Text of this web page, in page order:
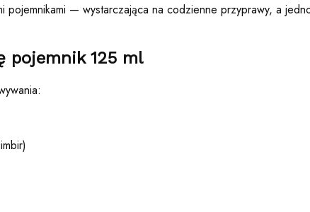
pojemnikami — wystarczająca na codzienne przyprawy, a
pojemnik 125 ml